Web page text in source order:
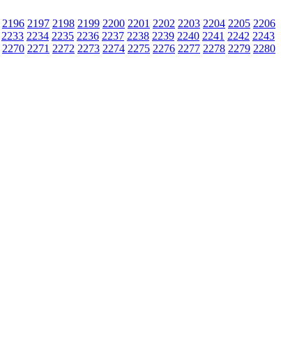
2196 2197 2198 2199 2200 2201 2202 2203 2204 2205 2206
2233 2234 2235 2236 2237 2238 2239 2240 2241 2242 2243
2270 2271 2272 2273 2274 2275 2276 2277 2278 2279 2280